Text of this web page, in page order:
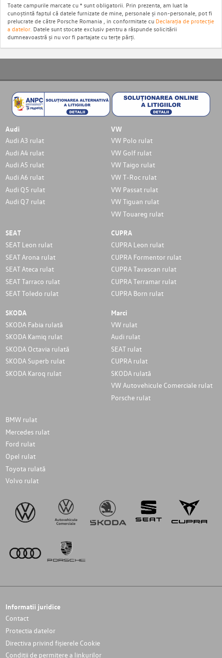
Toate campurile marcate cu * sunt obligatorii. Prin prezenta, am luat la
cunoștintă faptul că datele furnizate de mine, personale și non-personale, pot fi
prelucrate de către Porsche Romania , in conformitate cu Declarația de protecție
a datelor. Datele sunt stocate exclusiv pentru a răspunde solicitării
dumneavoastră și nu vor fi partajate cu terțe părți.
Audi
Audi A3 rulat
Audi A4 rulat
Audi A5 rulat
Audi A6 rulat
Audi Q5 rulat
Audi Q7 rulat
VW
VW Polo rulat
VW Golf rulat
VW Taigo rulat
VW T-Roc rulat
VW Passat rulat
VW Tiguan rulat
VW Touareg rulat
SEAT
SEAT Leon rulat
SEAT Arona rulat
SEAT Ateca rulat
SEAT Tarraco rulat
SEAT Toledo rulat
CUPRA
CUPRA Leon rulat
CUPRA Formentor rulat
CUPRA Tavascan rulat
CUPRA Terramar rulat
CUPRA Born rulat
SKODA
SKODA Fabia rulată
SKODA Kamiq rulat
SKODA Octavia rulată
SKODA Superb rulat
SKODA Karoq rulat
Marci
VW rulat
Audi rulat
SEAT rulat
CUPRA rulat
SKODA rulată
VW Autovehicule Comerciale rulat
Porsche rulat
BMW rulat
Mercedes rulat
Ford rulat
Opel rulat
Toyota rulată
Volvo rulat
Informatii juridice
Contact
Protectia datelor
Directiva privind fișierele Cookie
Conditii de permitere a linkurilor